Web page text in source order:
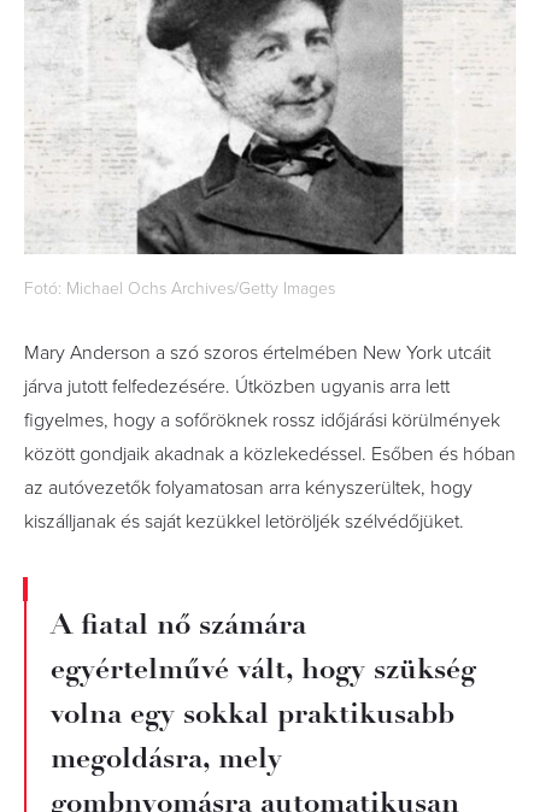
Fotó: Michael Ochs Archives/Getty Images
Mary Anderson a szó szoros értelmében New York utcáit
járva jutott felfedezésére. Útközben ugyanis arra lett
figyelmes, hogy a sofőröknek rossz időjárási körülmények
között gondjaik akadnak a közlekedéssel. Esőben és hóban
az autóvezetők folyamatosan arra kényszerültek, hogy
kiszálljanak és saját kezükkel letöröljék szélvédőjüket.
A fiatal nő számára
egyértelművé vált, hogy szükség
volna egy sokkal praktikusabb
megoldásra, mely
gombnyomásra automatikusan